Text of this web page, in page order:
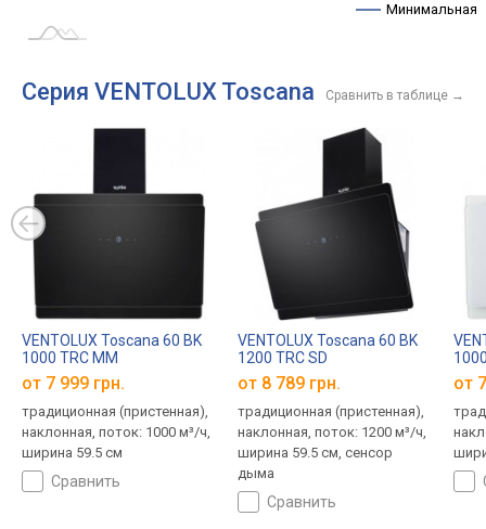
Минимальная
Серия VENTOLUX Toscana Сравнить в таблице →
VENTOLUX Toscana 60 BK
1000 TRC MM
от 7 999 грн.
традиционная (пристенная),
наклонная, поток: 1000 м³/ч,
ширина 59.5 см
сравнить
VENTOLUX Toscana 60 BK
1200 TRC SD
от 8 789 грн.
традиционная (пристенная),
наклонная, поток: 1200 м³/ч,
ширина 59.5 см, сенсор
дыма
сравнить
от